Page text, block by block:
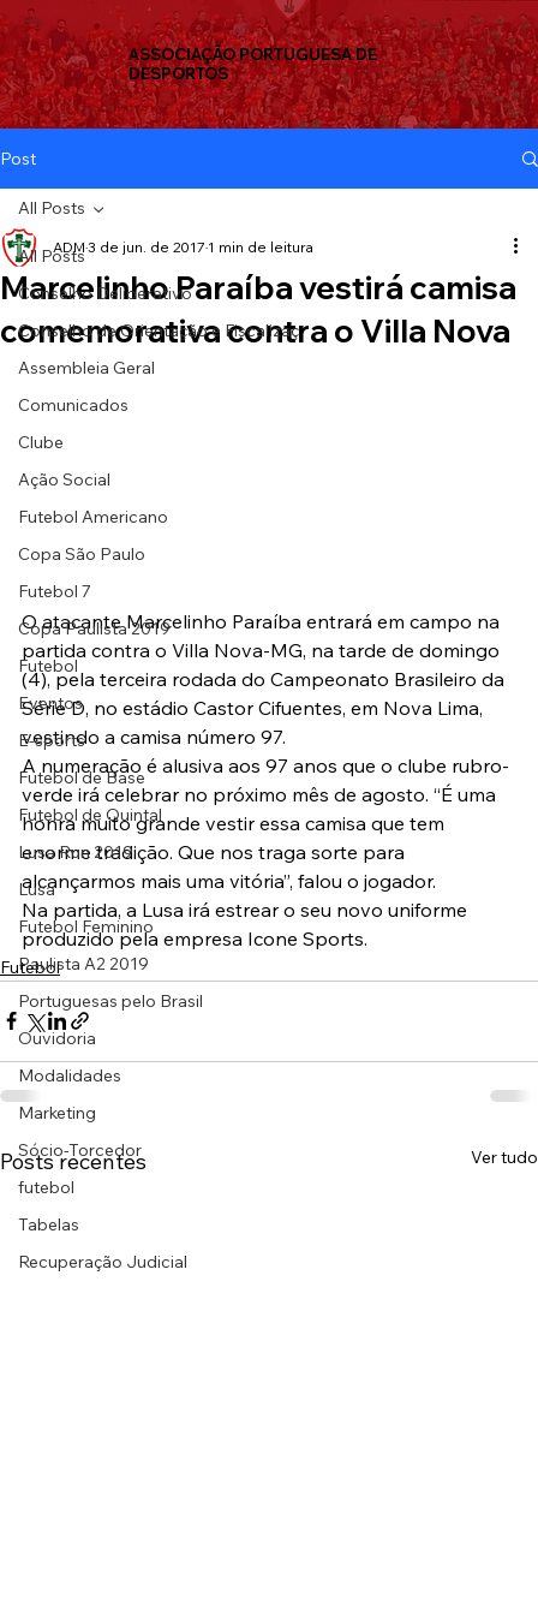
ASSOCIAÇÃO PORTUGUESA DE
DESPORTOS
Post
All Posts
Conselho Deliberativo
Conselho de Orientação e Fiscalizaç
Assembleia Geral
Comunicados
Clube
Ação Social
Futebol Americano
Copa São Paulo
Futebol 7
Copa Paulista 2019
Futebol
Eventos
E-sports
Futebol de Base
Futebol de Quintal
Lusa Run 2019
Lusa
Futebol Feminino
Paulista A2 2019
Portuguesas pelo Brasil
Ouvidoria
Modalidades
Marketing
Sócio-Torcedor
futebol
Tabelas
Recuperação Judicial
All Posts
Marcelinho Paraíba vestirá camisa
comemorativa contra o Villa Nova
ADM 3 de jun. de 2017 1 min de leitura
O atacante Marcelinho Paraíba entrará em campo na
partida contra o Villa Nova-MG, na tarde de domingo
(4), pela terceira rodada do Campeonato Brasileiro da
Série D, no estádio Castor Cifuentes, em Nova Lima,
vestindo a camisa número 97.
A numeração é alusiva aos 97 anos que o clube rubro-
verde irá celebrar no próximo mês de agosto. “É uma
honra muito grande vestir essa camisa que tem
enorme tradição. Que nos traga sorte para
alcançarmos mais uma vitória”, falou o jogador.
Na partida, a Lusa irá estrear o seu novo uniforme
produzido pela empresa Icone Sports.
Futebol
Posts recentes Ver tudo